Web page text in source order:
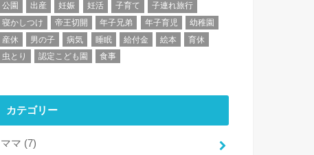
公園
出産 妊娠 妊活 子育て
子連れ旅行
寝かしつけ
帝王切開 年子兄弟 年子育児
幼稚園
産休
男の子 病気 睡眠 給付金 絵本
育休
虫とり
認定こども園 食事
カテゴリー
ママ (7)